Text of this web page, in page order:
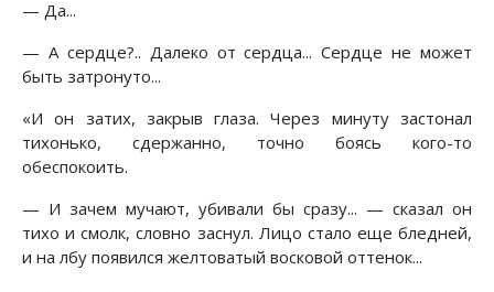
— Да...
— А сердце?.. Далеко от сердца... Сердце не может
быть затронуто...
«И он затих, закрыв глаза. Через минуту застонал
тихонько, сдержанно, точно боясь кого-то
обеспокоить.
— И зачем мучают, убивали бы сразу... — сказал он
тихо и смолк, словно заснул. Лицо стало еще бледней,
и на лбу появился желтоватый восковой оттенок...